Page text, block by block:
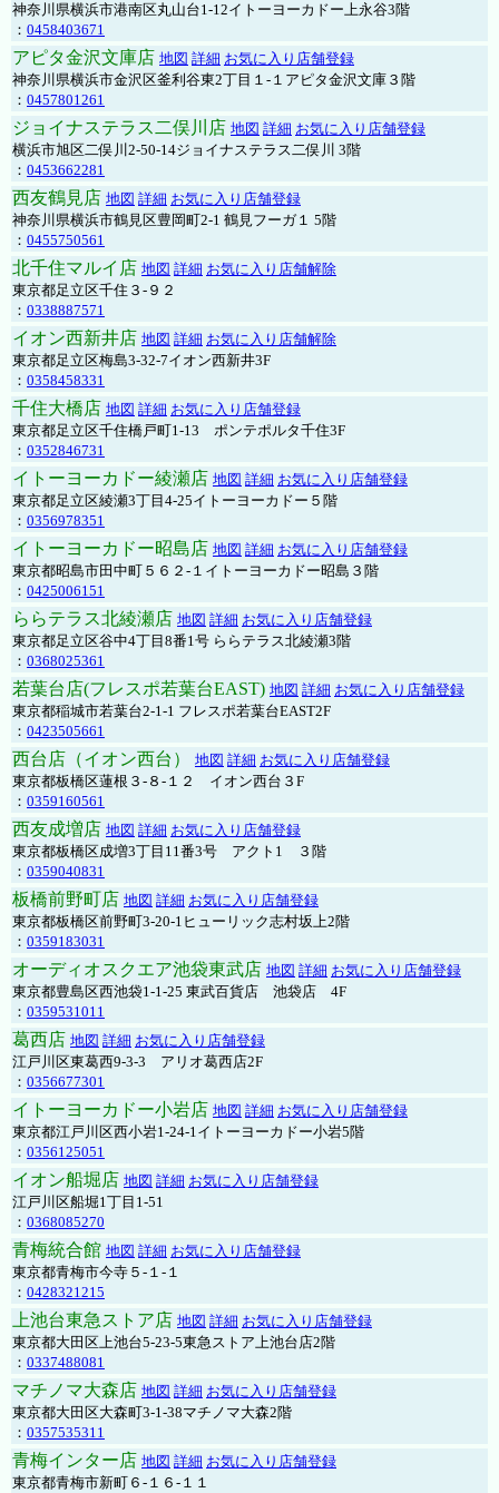
神奈川県横浜市港南区丸山台1-12イトーヨーカドー上永谷3階
： 0458403671
アピタ金沢文庫店 地図 詳細 お気に入り店舗登録
神奈川県横浜市金沢区釜利谷東2丁目１-１アピタ金沢文庫３階
： 0457801261
ジョイナステラス二俣川店 地図 詳細 お気に入り店舗登録
横浜市旭区二俣川2-50-14ジョイナステラス二俣川 3階
： 0453662281
西友鶴見店 地図 詳細 お気に入り店舗登録
神奈川県横浜市鶴見区豊岡町2-1 鶴見フーガ１ 5階
： 0455750561
北千住マルイ店 地図 詳細 お気に入り店舗解除
東京都足立区千住３-９２
： 0338887571
イオン西新井店 地図 詳細 お気に入り店舗解除
東京都足立区梅島3-32-7イオン西新井3F
： 0358458331
千住大橋店 地図 詳細 お気に入り店舗登録
東京都足立区千住橋戸町1-13 ポンテポルタ千住3F
： 0352846731
イトーヨーカドー綾瀬店 地図 詳細 お気に入り店舗登録
東京都足立区綾瀬3丁目4-25イトーヨーカドー５階
： 0356978351
イトーヨーカドー昭島店 地図 詳細 お気に入り店舗登録
東京都昭島市田中町５６２-１イトーヨーカドー昭島３階
： 0425006151
ららテラス北綾瀬店 地図 詳細 お気に入り店舗登録
東京都足立区谷中4丁目8番1号 ららテラス北綾瀬3階
： 0368025361
若葉台店(フレスポ若葉台EAST) 地図 詳細 お気に入り店舗登録
東京都稲城市若葉台2-1-1 フレスポ若葉台EAST2F
： 0423505661
西台店（イオン西台） 地図 詳細 お気に入り店舗登録
東京都板橋区蓮根３-８-１２ イオン西台３F
： 0359160561
西友成増店 地図 詳細 お気に入り店舗登録
東京都板橋区成増3丁目11番3号 アクト1 ３階
： 0359040831
板橋前野町店 地図 詳細 お気に入り店舗登録
東京都板橋区前野町3-20-1ヒューリック志村坂上2階
： 0359183031
オーディオスクエア池袋東武店 地図 詳細 お気に入り店舗登録
東京都豊島区西池袋1-1-25 東武百貨店 池袋店 4F
： 0359531011
葛西店 地図 詳細 お気に入り店舗登録
江戸川区東葛西9-3-3 アリオ葛西店2F
： 0356677301
イトーヨーカドー小岩店 地図 詳細 お気に入り店舗登録
東京都江戸川区西小岩1-24-1イトーヨーカドー小岩5階
： 0356125051
イオン船堀店 地図 詳細 お気に入り店舗登録
江戸川区船堀1丁目1-51
： 0368085270
青梅統合館 地図 詳細 お気に入り店舗登録
東京都青梅市今寺５-１-１
： 0428321215
上池台東急ストア店 地図 詳細 お気に入り店舗登録
東京都大田区上池台5-23-5東急ストア上池台店2階
： 0337488081
マチノマ大森店 地図 詳細 お気に入り店舗登録
東京都大田区大森町3-1-38マチノマ大森2階
： 0357535311
青梅インター店 地図 詳細 お気に入り店舗登録
東京都青梅市新町６-１６-１１